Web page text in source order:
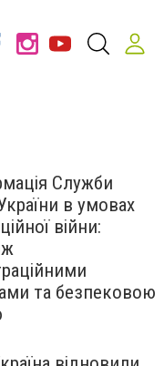
Служби
в умовах
війни:
та безпековою